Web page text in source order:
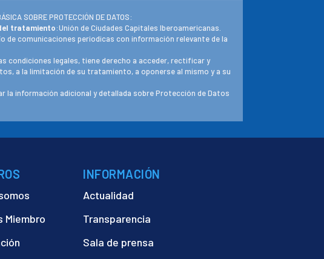
SOBRE PROTECCIÓN DE DATOS:
tratamiento:Unión de Ciudades Capitales Iberoamericanas.
de comunicaciones periodicas con información relevante de la
condiciones legales, tiene derecho a acceder, rectificar y
a la limitación de su tratamiento, a oponerse al mismo y a su
la información adicional y detallada sobre Protección de Datos
Miembro
INFORMACIÓN
Actualidad
Transparencia
Sala de prensa